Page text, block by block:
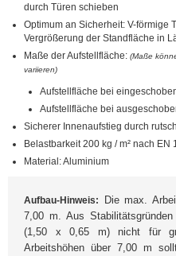
durch Türen schieben
Optimum an Sicherheit: V-förmige
Vergrößerung der Standfläche in
Maße der Aufstellfläche: (Maße
variieren)
Aufstellfläche bei
Aufstellfläche bei
Sicherer Innenaufstieg durch
Belastbarkeit 200 kg / m² nach EN
Material: Aluminium
Aufbau-Hinweis:
Die max.
7,00 m. Aus
(1,50 x 0,65 m) nicht für
Arbeitshöhen über 7,00 m